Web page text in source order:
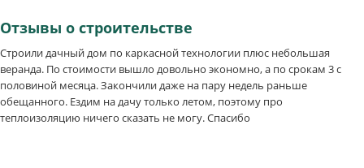
Отзывы о строительстве
Строили дачный дом по каркасной технологии плюс небольшая
веранда. По стоимости вышло довольно экономно, а по срокам 3 с
половиной месяца. Закончили даже на пару недель раньше
обещанного. Ездим на дачу только летом, поэтому про
теплоизоляцию ничего сказать не могу. Спасибо